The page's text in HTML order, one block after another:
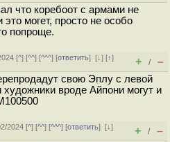
что коребоот с армами не
могет, просто не особо
попроще.
[^] [^^] [^^^] [ответить][↓] [↑]
+ / –
свою Эплу с левой
художники вроде Айпони могут и
2024 [^] [^^] [^^^] [ответить][↓]
+ / –